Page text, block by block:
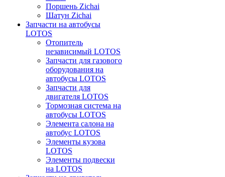
Поршень Zichai
Шатун Zichai
Запчасти на автобусы
LOTOS
Отопитель
независимый LOTOS
Запчасти для газового
оборудования на
автобусы LOTOS
Запчасти для
двигателя LOTOS
Тормозная система на
автобусы LOTOS
Элемента салона на
автобус LOTOS
Элементы кузова
LOTOS
Элементы подвески
на LOTOS